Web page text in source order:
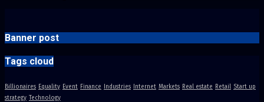
Banner post
Tags cloud
Billionaires Equality Event Finance Industries Internet Markets Real estate Retail Start up
strategy Technology